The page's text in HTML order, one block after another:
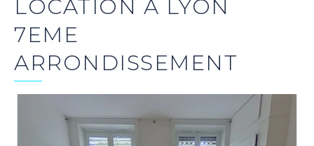
LOCATION À LYON
7EME
ARRONDISSEMENT